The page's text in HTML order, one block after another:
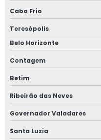
Laudo técnico de
Laudo técnico descarga
Laudo técnico elétrico
Laudo técnico
Laudo técnico
Laudo técnico de vistoria
Cabo Frio
Teresópolis
Belo Horizonte
Contagem
Betim
Ribeirão das Neves
Governador Valadares
Santa Luzia